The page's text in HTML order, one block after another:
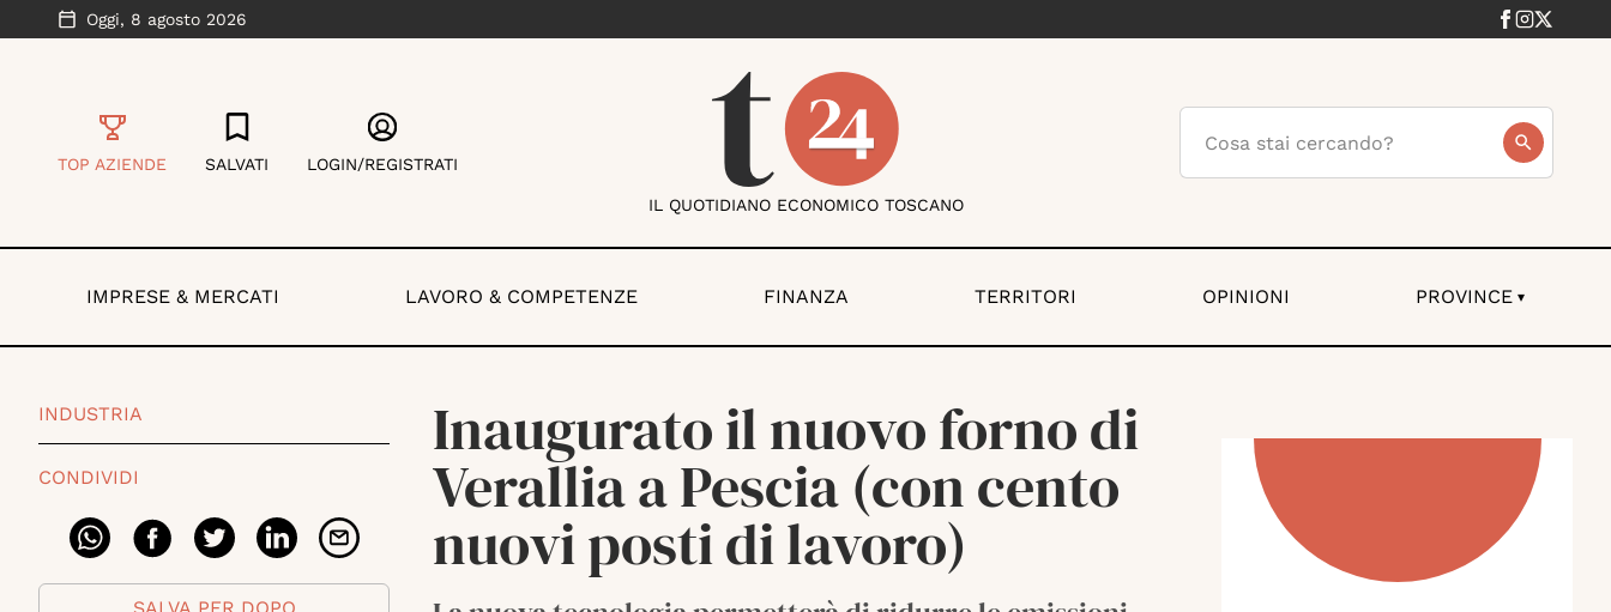
Oggi, 8 agosto 2026
TOP AZIENDE SALVATI LOGIN/REGISTRATI
IL QUOTIDIANO ECONOMICO TOSCANO
IMPRESE & MERCATI LAVORO & COMPETENZE FINANZA TERRITORI OPINIONI PROVINCE ▾
INDUSTRIA
CONDIVIDI
Inaugurato il nuovo forno di
Verallia a Pescia (con cento
nuovi posti di lavoro)